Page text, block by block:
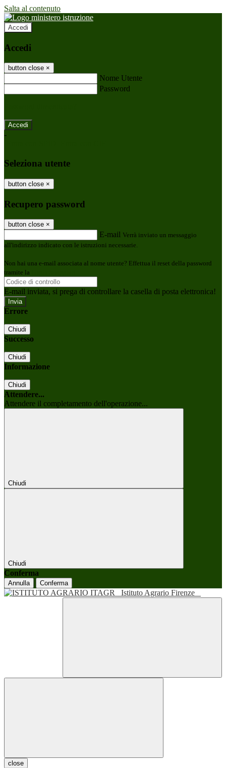
Salta al contenuto
Accedi
Accedi
button close ×
Nome Utente
Password
-
Seleziona utente
button close ×
Recupero password
button close ×
E-mail Verrà inviato un messaggio
all'indirizzo indicato con le istruzioni necessarie.
Non hai una e-mail associata al nome utente? Effettua il reset della password
tramite la
E-mail inviata, si prega di controllare la casella di posta elettronica!
Errore
Chiudi
Successo
Chiudi
Informazione
Chiudi
Attendere...
Attendere il completamento dell'operazione...
Chiudi
Chiudi
Conferma
Annulla Conferma
Istituto Agrario Firenze
close